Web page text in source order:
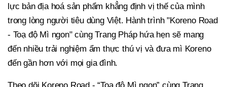
lực bản địa hoá sản phẩm khẳng định vị thế của mình
trong lòng người tiêu dùng Việt. Hành trình "Koreno Road
- Toạ độ Mì ngon" cùng Trang Pháp hứa hẹn sẽ mang
đến nhiều trải nghiệm ẩm thực thú vị và đưa mì Koreno
đến gần hơn với mọi gia đình.
Theo dõi Koreno Road - “Toạ độ Mì ngon” cùng Trang